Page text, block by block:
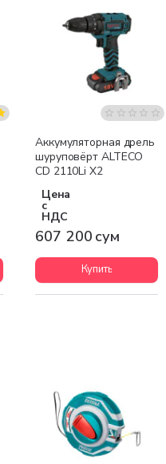
Аккумуляторная дрель
шуруповёрт ALTECO
CD 2110Li X2
Цена
с
НДС
607 200 сум
Купить